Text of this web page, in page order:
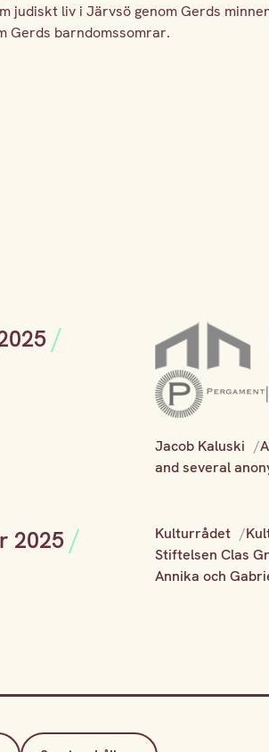
judiskt liv i Järvsö genom Gerds
Gerds barndomssomrar.
Jacob Kaluski
and several
2025 Kulturrådet
Stiftelsen Clas
Annika och